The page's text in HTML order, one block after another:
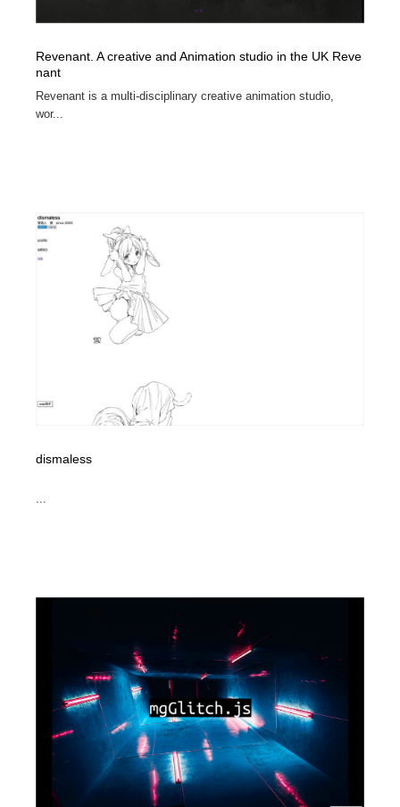
Revenant. A creative and Animation studio in the UK Reve
nant
Revenant is a multi-disciplinary creative animation studio,
wor...
dismaless